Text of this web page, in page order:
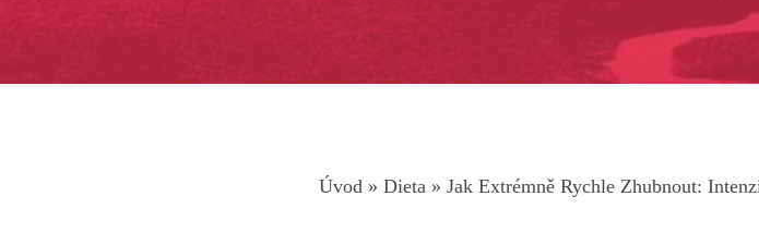
Úvod » Dieta » Jak Extrémně Rychle Zhubnout: